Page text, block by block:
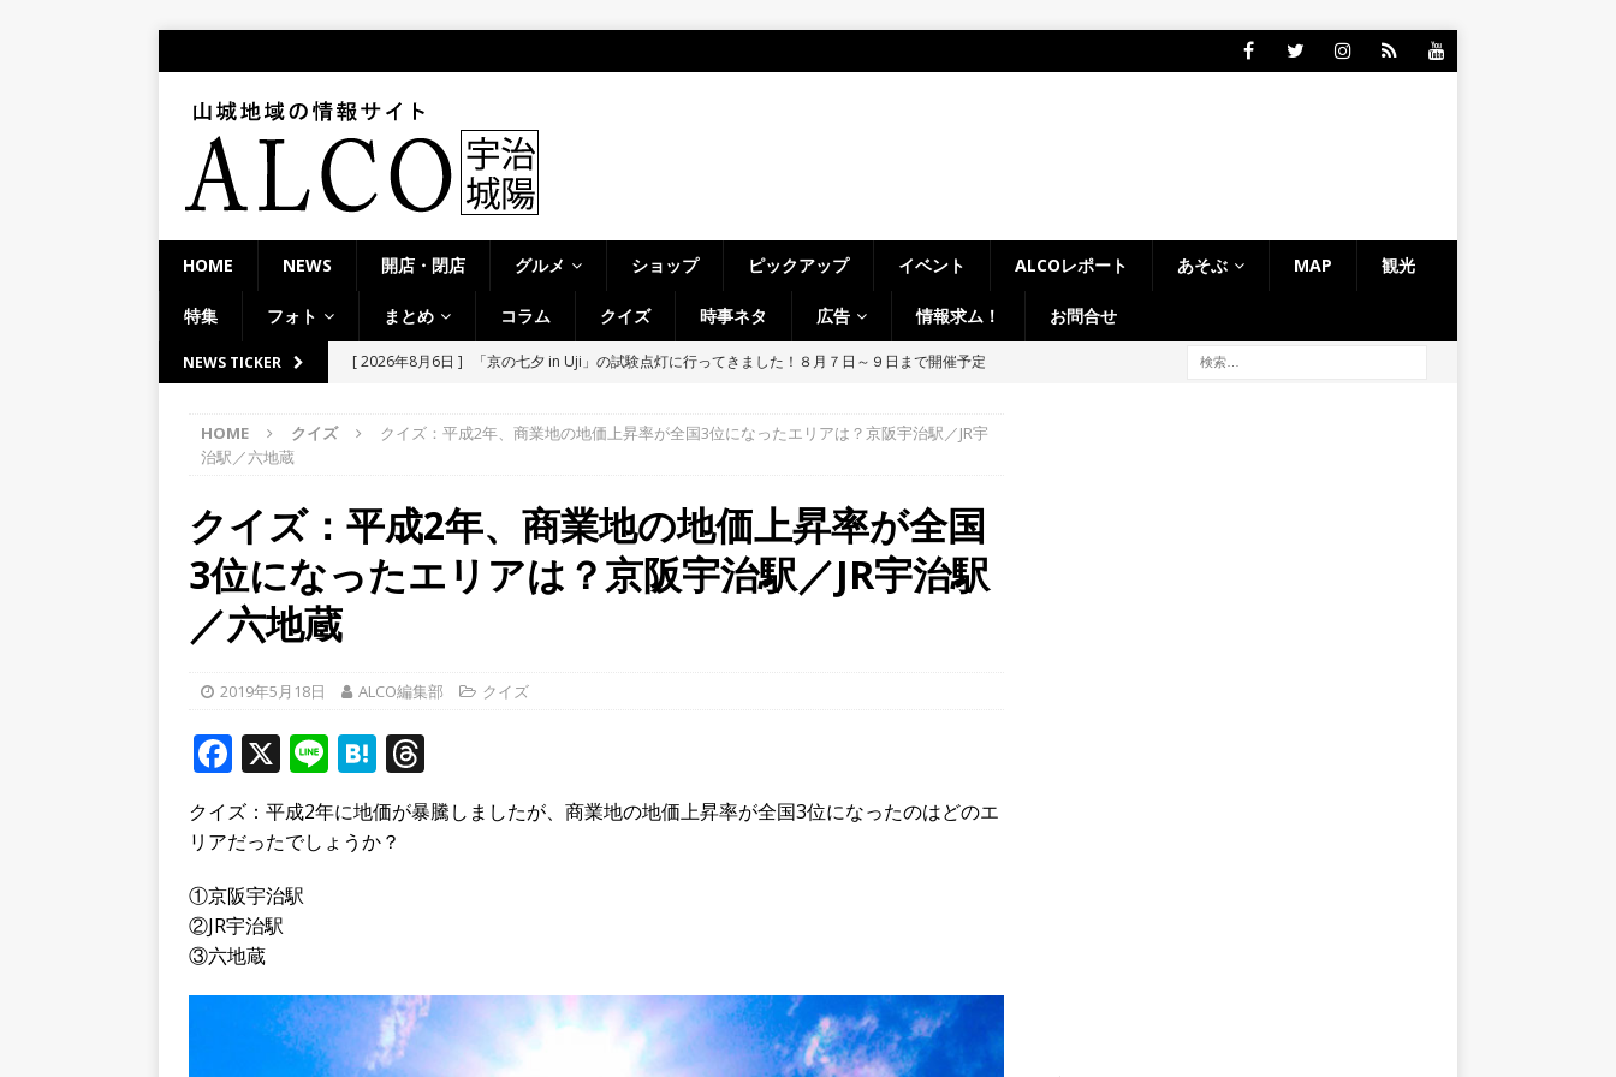
HOME NEWS 開店・閉店 グルメ ショップ ピックアップ イベント ALCOレポート あそぶ MAP 観光
特集 フォト まとめ コラム クイズ 時事ネタ 広告 情報求ム！ お問合せ
NEWS TICKER [ 2026年8月6日 ]
8月8日～14日イベントまとめ！夏祭り、ライトアップ、グルメなどワイワイ盛
ト
／２０２６】
時事ネタ
[ 2026年8月4日 ] 石清水八幡宮の門前「やわた走井餅老舗」で、ひんやり美味しいかき氷「走井
ルから甲賀市に向かって約400mの農地【京都府宇治田原町】
【京都府宇治市／２０２６】
HOME クイズ
クイズ：平成2年、商業地の地価上昇率が全国3位になったエリアは？京阪宇治駅／JR宇
治駅／六地蔵
クイズ：平成2年、商業地の地価上昇率が全国
3位になったエリアは？京阪宇治駅／JR宇治駅
／六地蔵
2019年5月18日 ALCO編集部 クイズ
F
a
c
e
b
o
o
X Li
n
e
H
at
e
h
r
s
クイズ：平成2年に地価が暴騰しましたが、商業地の地価上昇率が全国3位になったのはどのエ
リアだったでしょうか？
①京阪宇治駅
②JR宇治駅
③六地蔵